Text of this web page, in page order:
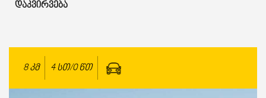
Დაკვირვება
8 კმ 4 სთ/0 წთ